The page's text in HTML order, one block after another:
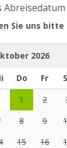
Abreisedatum
Sie uns bitte
2026
Do Fr
1
2
8 9
15 16